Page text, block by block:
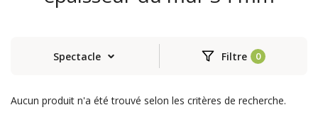
Spectacle Filtre
Aucun produit n'a été trouvé selon les critères de recherche.